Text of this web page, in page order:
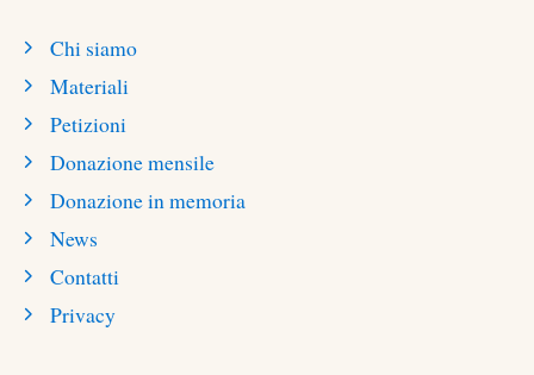
Chi siamo
Materiali
Petizioni
Donazione mensile
Donazione in memoria
News
Contatti
Privacy